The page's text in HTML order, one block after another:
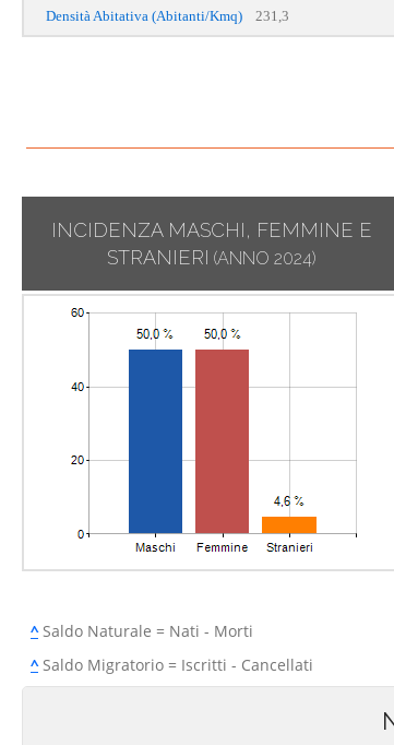
Densità Abitativa (Abitanti/Kmq) 231,3
INCIDENZA MASCHI, FEMMINE E
STRANIERI (ANNO 2024)
^Saldo Naturale = Nati - Morti
^Saldo Migratorio = Iscritti - Cancellati